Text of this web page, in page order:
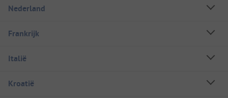
Nederland
Frankrijk
Italië
Kroatië